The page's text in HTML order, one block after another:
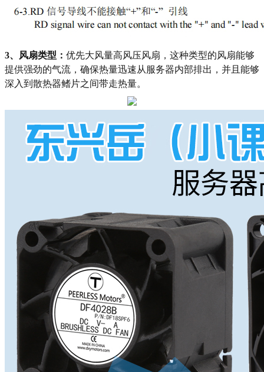
3、风扇类型： 优先大风量高风压风扇，这种类型的风扇能够
提供强劲的气流，确保热量迅速从服务器内部排出，并且能够
深入到散热器鳍片之间带走热量。